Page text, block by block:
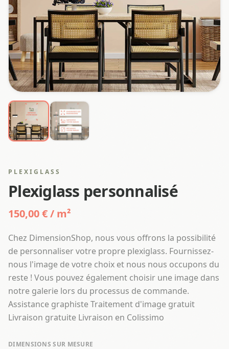
PLEXIGLASS
Plexiglass personnalisé
150,00 € / m²
Chez DimensionShop, nous vous offrons la possibilité
de personnaliser votre propre plexiglass. Fournissez-
nous l'image de votre choix et nous nous occupons du
reste ! Vous pouvez également choisir une image dans
notre galerie lors du processus de commande.
Assistance graphiste Traitement d'image gratuit
Livraison gratuite Livraison en Colissimo
DIMENSIONS SUR MESURE